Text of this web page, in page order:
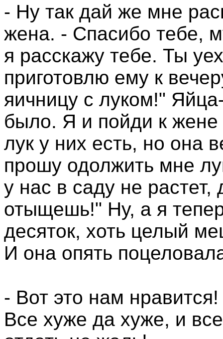
- Ну так дай же мне
жена. - Спасибо тебе,
я расскажу тебе. Ты
приготовлю ему к
яичницу с луком!"
было. Я и пойди к жене
лук у них есть, но она
прошу одолжить мне
у нас в саду не растет,
отыщешь!" Ну, а я
десяток, хоть целый
И она опять
- Вот это нам
Все хуже да хуже, и